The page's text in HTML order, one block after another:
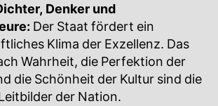
Denker und
Der Staat fördert ein
Klima der Exzellenz. Das
Wahrheit, die Perfektion der
die Schönheit der Kultur sind die
der Nation.